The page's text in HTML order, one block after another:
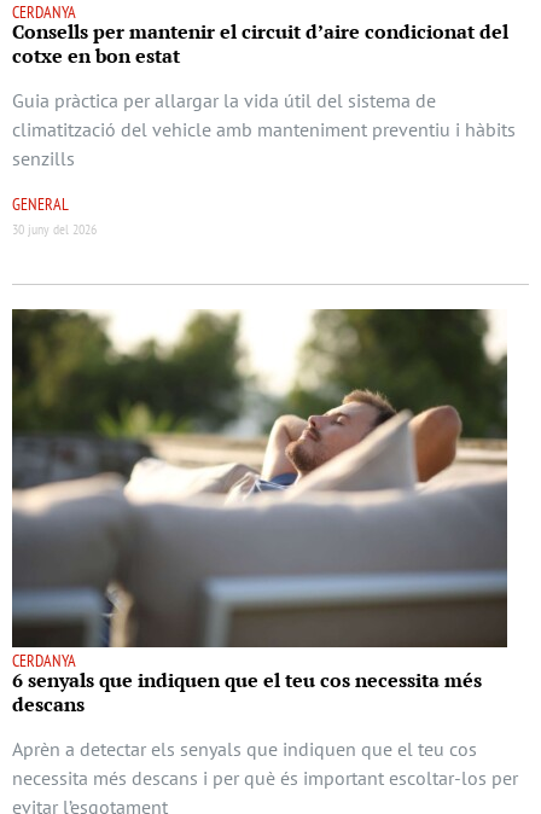
CERDANYA
Consells per mantenir el circuit d’aire condicionat del
cotxe en bon estat
Guia pràctica per allargar la vida útil del sistema de
climatització del vehicle amb manteniment preventiu i hàbits
senzills
GENERAL
30 juny del 2026
CERDANYA
6 senyals que indiquen que el teu cos necessita més
descans
Aprèn a detectar els senyals que indiquen que el teu cos
necessita més descans i per què és important escoltar-los per
evitar l’esgotament